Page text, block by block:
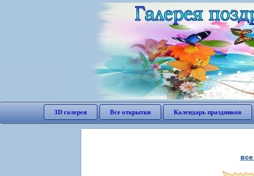
3D галерея Все открытки Календарь праздников